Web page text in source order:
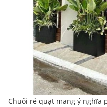
Chuối rẻ quạt mang ý nghĩa